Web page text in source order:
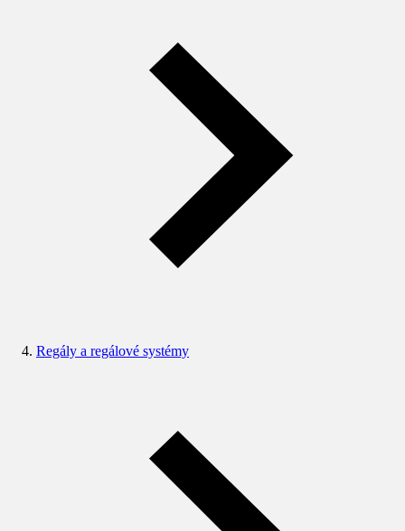
Regály a regálové systémy